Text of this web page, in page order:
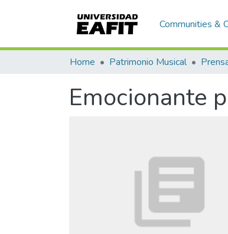
Communities &
Home Patrimonio Musical
Emocionante